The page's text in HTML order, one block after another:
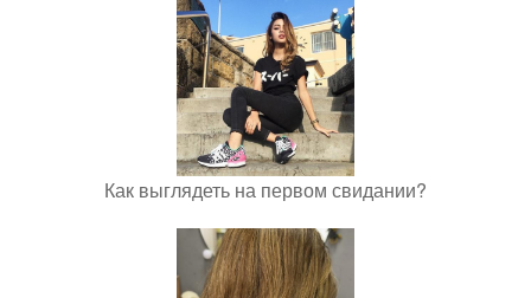
Как выглядеть на первом свидании?